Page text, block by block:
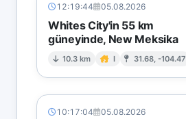
12:19:44 05.08.2026
Whites City'in 55 km
güneyinde, New Meksika
10.3 km I 31.68, -104.47
10:17:04 05.08.2026